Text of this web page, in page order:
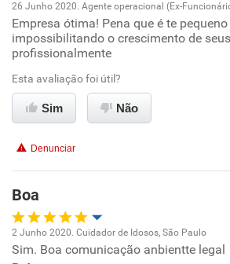
Recomenda a diretoria
Oportunidade de promoção
Conciliação com a vida familiar
26 Junho 2020. Agente operacional (Ex-
Empresa ótima! Pena que é te
impossibilitando o crescimento de
profissionalmente
Esta avaliação foi útil?
Sim Não
Denunciar
Boa
Oportunidade de promoção
2 Junho 2020. Cuidador de Idosos, São Paulo
Sim. Boa comunicação anbientte legal